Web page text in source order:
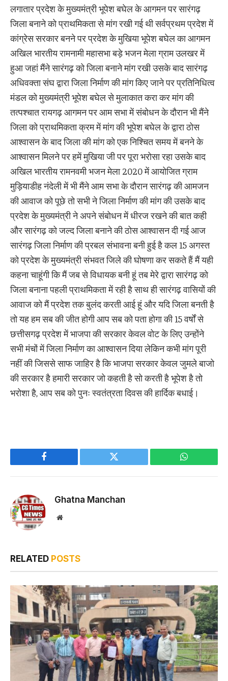
लगातार प्रदेश के मुख्यमंत्री भूपेश बघेल के आगमन पर सारंगढ़
जिला बनाने को प्राथमिकता से मांग रखी गई थी सर्वप्रथम प्रदेश में
कांग्रेस सरकार बनने पर प्रदेश के मुखिया भूपेश बघेल का आगमन
अखिल भारतीय रामनामी महासभा बड़े भजन मेला ग्राम उलखर में
हुआ जहां मैंने सारंगढ़ को जिला बनाने मांग रखी उसके बाद सारंगढ़
अधिवक्ता संघ द्वारा जिला निर्माण की मांग किए जाने पर प्रतिनिधित्व
मंडल को मुख्यमंत्री भूपेश बघेल से मुलाकात करा कर मांग की
तत्पश्चात रायगढ़ आगमन पर आम सभा में संबोधन के दौरान भी मैंने
जिला को प्राथमिकता क्रम में मांग की भूपेश बघेल के द्वारा ठोस
आश्वासन के बाद जिला की मांग को एक निश्चित समय में बनने के
आश्वासन मिलने पर हमें मुखिया जी पर पूरा भरोसा रहा उसके बाद
अखिल भारतीय रामनवमी भजन मेला 2020 में आयोजित ग्राम
मुड़ियाडीह नंदेली में भी मैंने आम सभा के दौरान सारंगढ़ की आमजन
की आवाज को पूछे तो सभी ने जिला निर्माण की मांग की उसके बाद
प्रदेश के मुख्यमंत्री ने अपने संबोधन में धीरज रखने की बात कही
और सारंगढ़ को जल्द जिला बनाने की ठोस आश्वासन दी गई आज
सारंगढ़ जिला निर्माण की प्रबल संभावना बनी हुई है कल 15 अगस्त
को प्रदेश के मुख्यमंत्री संभवत जिले की घोषणा कर सकते हैं मैं यही
कहना चाहूंगी कि मैं जब से विधायक बनी हूं तब मेरे द्वारा सारंगढ़ को
जिला बनाना पहली प्राथमिकता में रही है साथ ही सारंगढ़ वासियों की
आवाज को मैं प्रदेश तक बुलंद करती आई हूं और यदि जिला बनती है
तो यह हम सब की जीत होगी आप सब को पता होगा की 15 वर्षों से
छत्तीसगढ़ प्रदेश में भाजपा की सरकार केवल वोट के लिए उन्होंने
सभी मंचों में जिला निर्माण का आश्वासन दिया लेकिन कभी मांग पूरी
नहीं की जिससे साफ जाहिर है कि भाजपा सरकार केवल जुमले बाजो
की सरकार है हमारी सरकार जो कहती है सो करती है भूपेश है तो
भरोशा है, आप सब को पुनः स्वतंत्रता दिवस की हार्दिक बधाई।
Facebook Twitter WhatsApp
Ghatna Manchan
Website
RELATED POSTS